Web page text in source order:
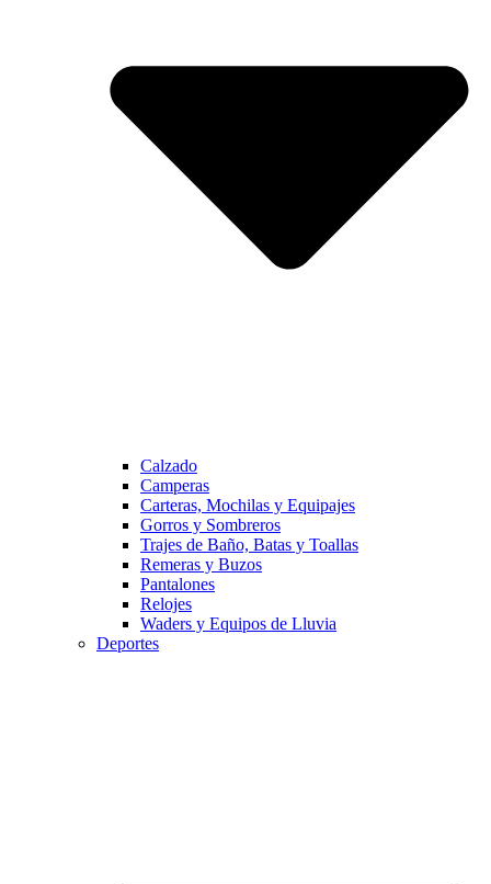
Calzado
Camperas
Carteras, Mochilas y Equipajes
Gorros y Sombreros
Trajes de Baño, Batas y Toallas
Remeras y Buzos
Pantalones
Relojes
Waders y Equipos de Lluvia
Deportes